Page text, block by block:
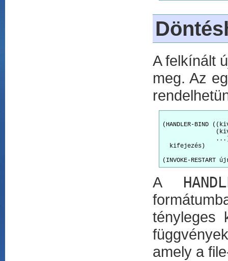
A felkínált
meg. Az
(HANDLER-BIND
  kifejezés)
A
tényleges
amely a